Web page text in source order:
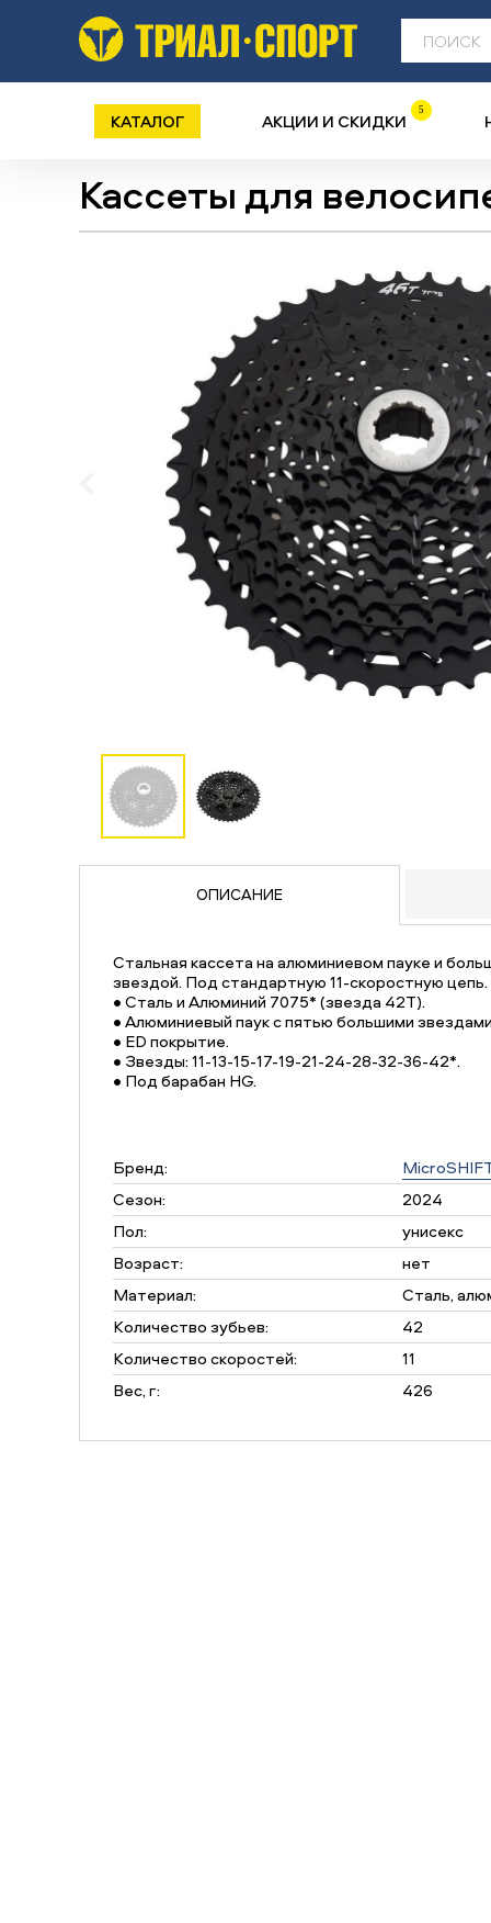
КАТАЛОГ АКЦИИ И СКИДКИ 5
Кассеты для
ОПИСАНИЕ
Стальная кассета на алюминиевом пауке и
звездой. Под стандартную 11-скоростную цепь.
• Сталь и Алюминий 7075* (звезда 42Т).
• Алюминиевый паук с пятью большими
• ED покрытие.
• Звезды: 11-13-15-17-19-21-24-28-32-36-42*.
• Под барабан HG.
Бренд:
Сезон:
2024
Пол:
унисекс
Возраст:
нет
Материал:
Сталь,
Количество зубьев:
42
Количество скоростей:
11
Вес, г:
426